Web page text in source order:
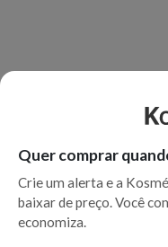
Quer comprar
Crie um alerta e a
baixar de preço. Você
economiza.